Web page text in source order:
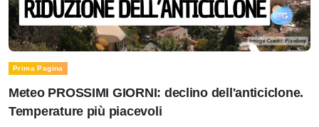
Prima Pagina
Meteo PROSSIMI GIORNI: declino dell'anticiclone.
Temperature più piacevoli